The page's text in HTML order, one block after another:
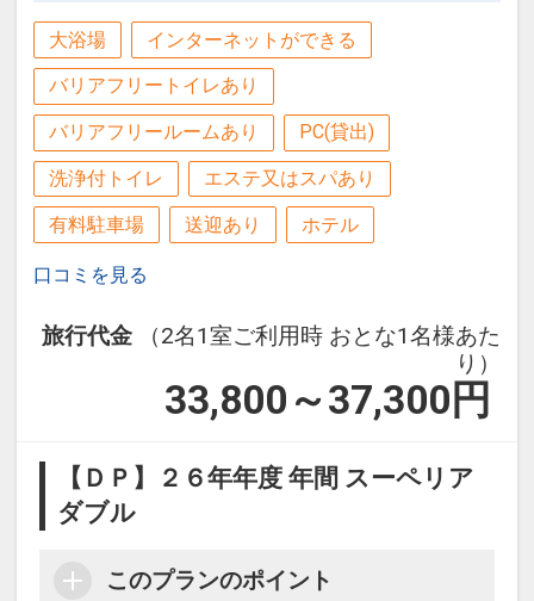
大浴場 インターネットができる
バリアフリートイレあり
バリアフリールームあり PC(貸出)
洗浄付トイレ エステ又はスパあり
有料駐車場 送迎あり ホテル
口コミを見る
旅行代金
（2名1室ご利用時 おとな1名様あた
り）
33,800～37,300 円
【ＤＰ】２６年年度 年間 スーペリア
ダブル
このプランのポイント